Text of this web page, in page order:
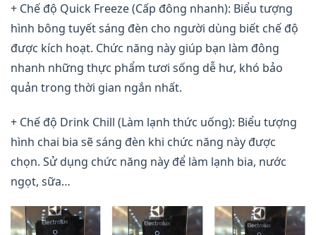
+ Chế độ Quick Freeze (Cấp đông nhanh): Biểu tượng
hình bông tuyết sáng đèn cho người dùng biết chế độ
được kích hoạt. Chức năng này giúp bạn làm đông
nhanh những thực phẩm tươi sống dễ hư, khó bảo
quản trong thời gian ngắn nhất.
+ Chế độ Drink Chill (Làm lạnh thức uống): Biểu tượng
hình chai bia sẽ sáng đèn khi chức năng này được
chọn. Sử dụng chức năng này để làm lạnh bia, nước
ngọt, sữa…